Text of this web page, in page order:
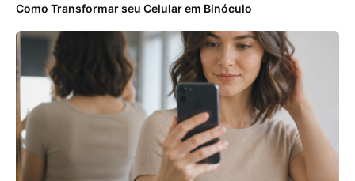
Como Transformar seu Celular em Binóculo